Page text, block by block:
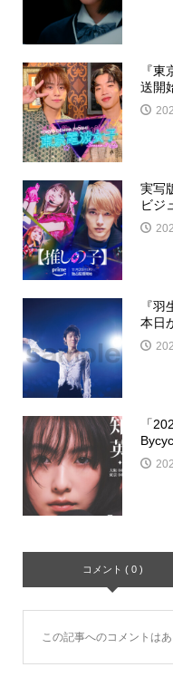
『
送開
実写
ビジ
『
本日
「
コメント ( 0 )
この記事へのコメントはあ